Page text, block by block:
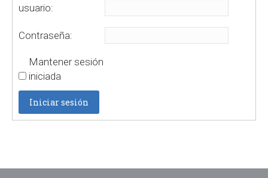
usuario:
Contraseña:
Mantener sesión
iniciada
Iniciar sesión